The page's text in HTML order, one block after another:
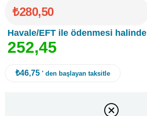
₺280,50
Havale/EFT ile ödenmesi halinde
252,45
₺46,75 ' den başlayan taksitle